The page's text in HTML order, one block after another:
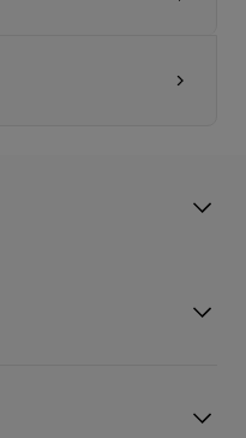
跟鞋鞋底的金色飾邊固定
面則以呼應標誌性鞋底的